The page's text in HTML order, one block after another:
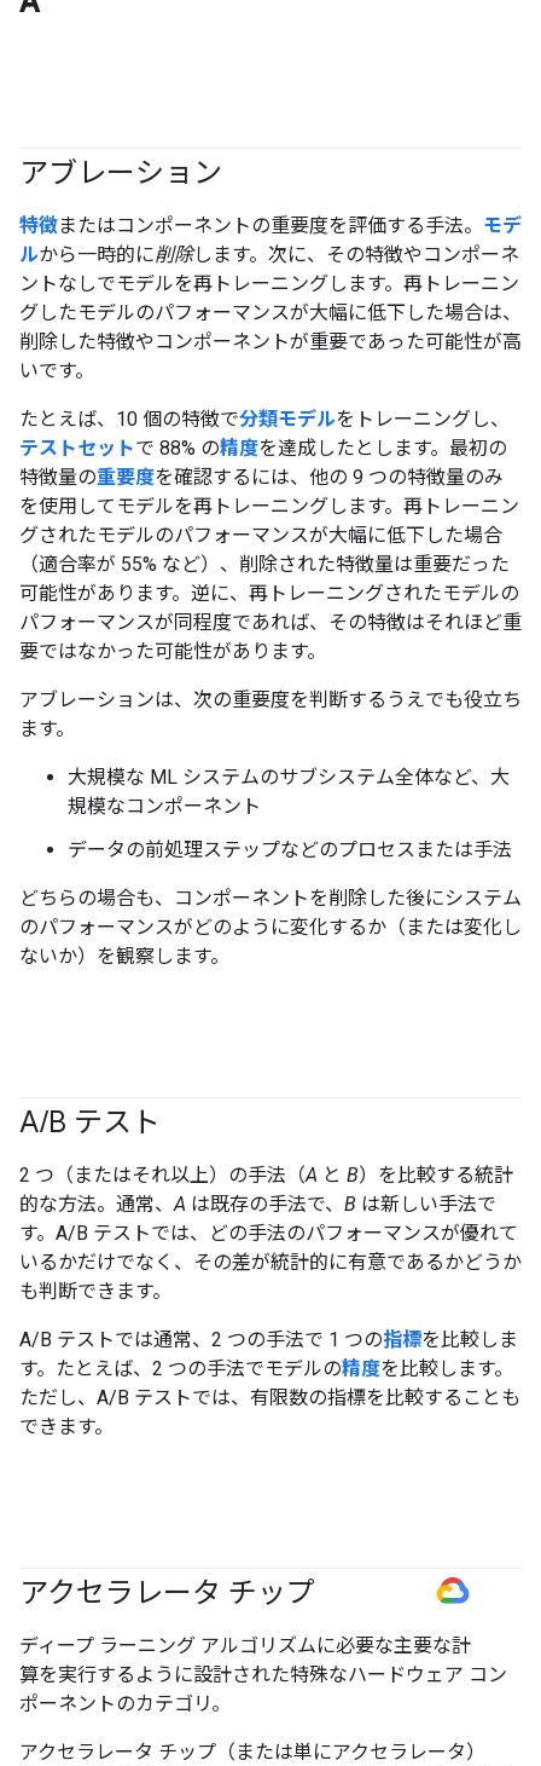
アブレーション
特徴またはコンポーネントの重要度を評価する手法。 モデ
ルから一時的に削除します。次に、その特徴やコンポーネ
ントなしでモデルを再トレーニングします。再トレーニン
グしたモデルのパフォーマンスが大幅に低下した場合は、
削除した特徴やコンポーネントが重要であった可能性が高
いです。
たとえば、10 個の特徴で分類モデルをトレーニングし、
テストセットで 88% の精度を達成したとします。最初の
特徴量の重要度を確認するには、他の 9 つの特徴量のみ
を使用してモデルを再トレーニングします。再トレーニン
グされたモデルのパフォーマンスが大幅に低下した場合
（適合率が 55% など）、削除された特徴量は重要だった
可能性があります。逆に、再トレーニングされたモデルの
パフォーマンスが同程度であれば、その特徴はそれほど重
要ではなかった可能性があります。
アブレーションは、次の重要度を判断するうえでも役立ち
ます。
大規模な ML システムのサブシステム全体など、大
規模なコンポーネント
データの前処理ステップなどのプロセスまたは手法
どちらの場合も、コンポーネントを削除した後にシステム
のパフォーマンスがどのように変化するか（または変化し
ないか）を観察します。
A/B テスト
2 つ（またはそれ以上）の手法（A と B）を比較する統計
的な方法。通常、A は既存の手法で、 B は新しい手法で
す。A/B テストでは、どの手法のパフォーマンスが優れて
いるかだけでなく、その差が統計的に有意であるかどうか
も判断できます。
A/B テストでは通常、2 つの手法で 1 つの指標を比較しま
す。たとえば、2 つの手法でモデルの精度を比較します。
ただし、A/B テストでは、有限数の指標を比較することも
できます。
アクセラレータ チップ #GoogleCloud
ディープ ラーニング アルゴリズムに必要な主要な計
算を実行するように設計された特殊なハードウェア コン
ポーネントのカテゴリ。
アクセラレータ チップ（または単にアクセラレータ）